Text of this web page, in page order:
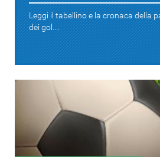
Leggi il tabellino e la cronaca della
dei gol....